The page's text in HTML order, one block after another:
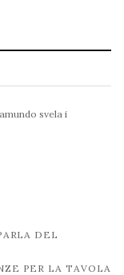
svela i
DEL
PER LA TAVOLA